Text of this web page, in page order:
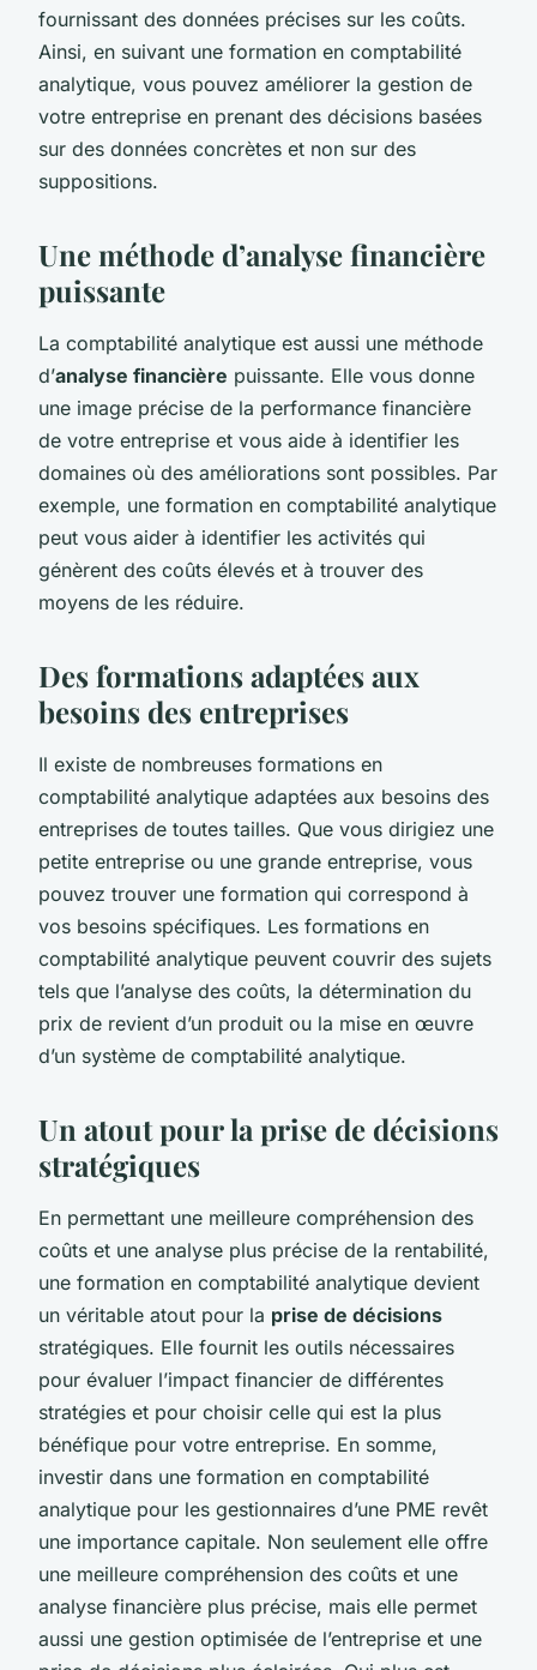
fournissant des données précises sur les coûts.
Ainsi, en suivant une formation en comptabilité
analytique, vous pouvez améliorer la gestion de
votre entreprise en prenant des décisions basées
sur des données concrètes et non sur des
suppositions.
Une méthode d’analyse financière
puissante
La comptabilité analytique est aussi une méthode
d’analyse financière puissante. Elle vous donne
une image précise de la performance financière
de votre entreprise et vous aide à identifier les
domaines où des améliorations sont possibles. Par
exemple, une formation en comptabilité analytique
peut vous aider à identifier les activités qui
génèrent des coûts élevés et à trouver des
moyens de les réduire.
Des formations adaptées aux
besoins des entreprises
Il existe de nombreuses formations en
comptabilité analytique adaptées aux besoins des
entreprises de toutes tailles. Que vous dirigiez une
petite entreprise ou une grande entreprise, vous
pouvez trouver une formation qui correspond à
vos besoins spécifiques. Les formations en
comptabilité analytique peuvent couvrir des sujets
tels que l’analyse des coûts, la détermination du
prix de revient d’un produit ou la mise en œuvre
d’un système de comptabilité analytique.
Un atout pour la prise de décisions
stratégiques
En permettant une meilleure compréhension des
coûts et une analyse plus précise de la rentabilité,
une formation en comptabilité analytique devient
un véritable atout pour la prise de décisions
stratégiques. Elle fournit les outils nécessaires
pour évaluer l’impact financier de différentes
stratégies et pour choisir celle qui est la plus
bénéfique pour votre entreprise. En somme,
investir dans une formation en comptabilité
analytique pour les gestionnaires d’une PME revêt
une importance capitale. Non seulement elle offre
une meilleure compréhension des coûts et une
analyse financière plus précise, mais elle permet
aussi une gestion optimisée de l’entreprise et une